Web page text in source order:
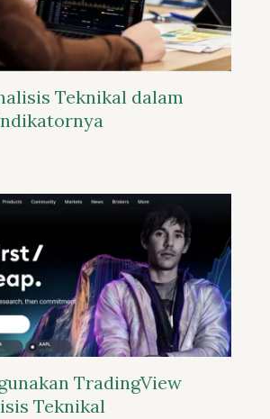
Teknikal dalam
TradingView
Teknikal